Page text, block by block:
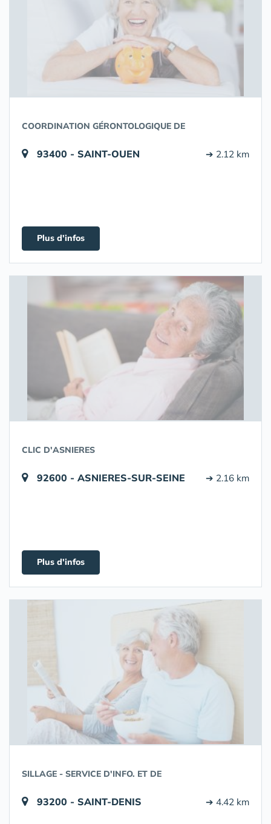
COORDINATION GÉRONTOLOGIQUE DE
93400 - SAINT-OUEN ➔ 2.12 km
Plus d'infos
CLIC D'ASNIERES
92600 - ASNIERES-SUR-SEINE ➔ 2.16 km
Plus d'infos
SILLAGE - SERVICE D'INFO. ET DE
93200 - SAINT-DENIS ➔ 4.42 km